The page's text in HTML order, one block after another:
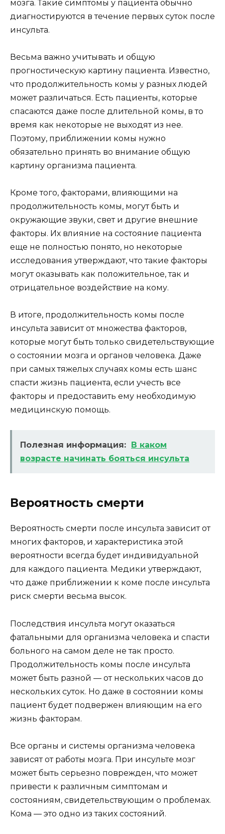
мозга. Такие симптомы у пациента обычно
диагностируются в течение первых суток после
инсульта.
Весьма важно учитывать и общую
прогностическую картину пациента. Известно,
что продолжительность комы у разных людей
может различаться. Есть пациенты, которые
спасаются даже после длительной комы, в то
время как некоторые не выходят из нее.
Поэтому, приближении комы нужно
обязательно принять во внимание общую
картину организма пациента.
Кроме того, факторами, влияющими на
продолжительность комы, могут быть и
окружающие звуки, свет и другие внешние
факторы. Их влияние на состояние пациента
еще не полностью понято, но некоторые
исследования утверждают, что такие факторы
могут оказывать как положительное, так и
отрицательное воздействие на кому.
В итоге, продолжительность комы после
инсульта зависит от множества факторов,
которые могут быть только свидетельствующие
о состоянии мозга и органов человека. Даже
при самых тяжелых случаях комы есть шанс
спасти жизнь пациента, если учесть все
факторы и предоставить ему необходимую
медицинскую помощь.
Полезная информация:
В каком
возрасте начинать бояться инсульта
Вероятность смерти
Вероятность смерти после инсульта зависит от
многих факторов, и характеристика этой
вероятности всегда будет индивидуальной
для каждого пациента. Медики утверждают,
что даже приближении к коме после инсульта
риск смерти весьма высок.
Последствия инсульта могут оказаться
фатальными для организма человека и спасти
больного на самом деле не так просто.
Продолжительность комы после инсульта
может быть разной — от нескольких часов до
нескольких суток. Но даже в состоянии комы
пациент будет подвержен влияющим на его
жизнь факторам.
Все органы и системы организма человека
зависят от работы мозга. При инсульте мозг
может быть серьезно поврежден, что может
привести к различным симптомам и
состояниям, свидетельствующим о проблемах.
Кома — это одно из таких состояний.